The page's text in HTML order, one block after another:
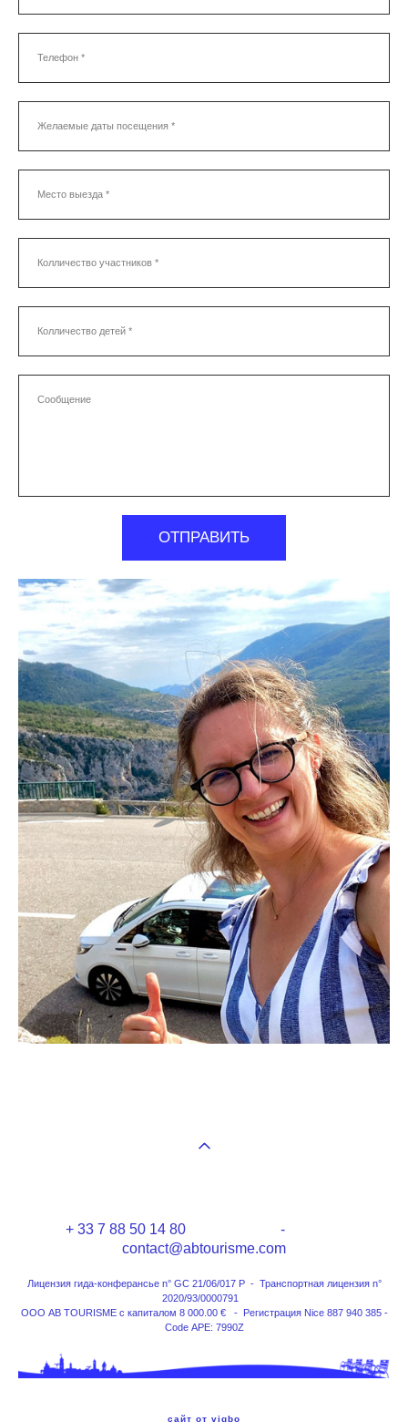
Телефон *
Желаемые даты посещения *
Место выезда *
Колличество участников *
Колличество детей *
Сообщение
ОТПРАВИТЬ
+ 33 7 88 50 14 80 -
contact@abtourisme.com
Лицензия гида-конферансье n° GC 21/06/017 P - Транспортная лицензия n°
2020/93/0000791
ООО AB TOURISME с капиталом 8 000.00 € - Регистрация Nice 887 940 385 -
Code APE: 7990Z
сайт от vigbo